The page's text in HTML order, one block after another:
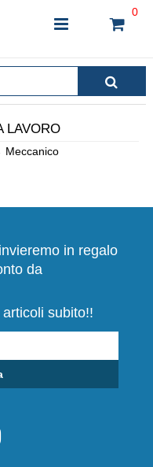
0
CHE STAI
LAVORO
Meccanico
in regalo
da
subito!!